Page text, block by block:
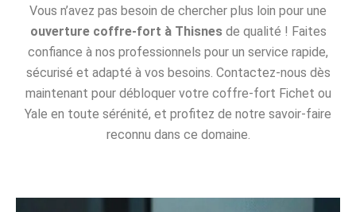
Vous n’avez pas besoin de chercher plus loin pour une
ouverture coffre-fort à Thisnesde qualité ! Faites
confiance à nos professionnels pour un service rapide,
sécurisé et adapté à vos besoins. Contactez-nous dès
maintenant pour débloquer votre coffre-fort Fichet ou
Yale en toute sérénité, et profitez de notre savoir-faire
reconnu dans ce domaine.